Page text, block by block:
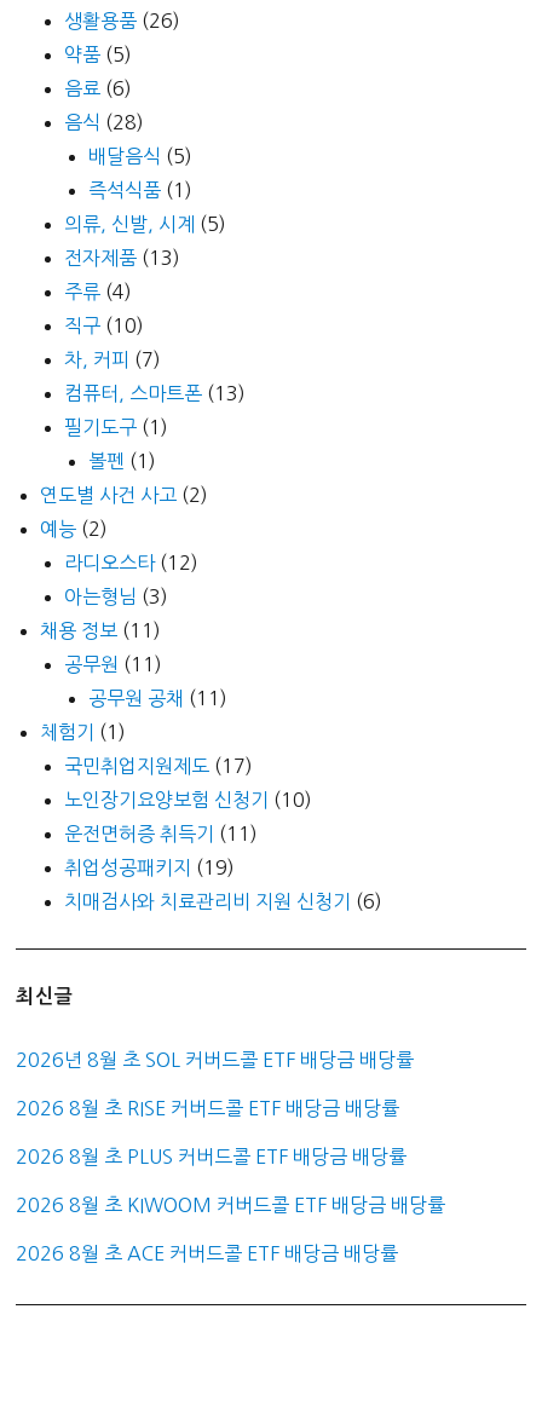
생활용품 (26)
약품 (5)
음료 (6)
음식 (28)
배달음식 (5)
즉석식품 (1)
의류, 신발, 시계 (5)
전자제품 (13)
주류 (4)
직구 (10)
차, 커피 (7)
컴퓨터, 스마트폰 (13)
필기도구 (1)
볼펜 (1)
연도별 사건 사고 (2)
예능 (2)
라디오스타(12)
아는형님 (3)
채용 정보 (11)
공무원 (11)
공무원 공채 (11)
체험기
(1)
국민취업지원제도 (17)
노인장기요양보험 신청기
(10)
운전면허증 취득기
(11)
취업성공패키지
(19)
치매검사와 치료관리비 지원 신청기
(6)
최신글
2026년 8월 초 SOL 커버드콜 ETF 배당금 배당률
2026 8월 초 RISE 커버드콜 ETF 배당금 배당률
2026 8월 초 PLUS 커버드콜 ETF 배당금 배당률
2026 8월 초 KIWOOM 커버드콜 ETF 배당금 배당률
2026 8월 초 ACE 커버드콜 ETF 배당금 배당률